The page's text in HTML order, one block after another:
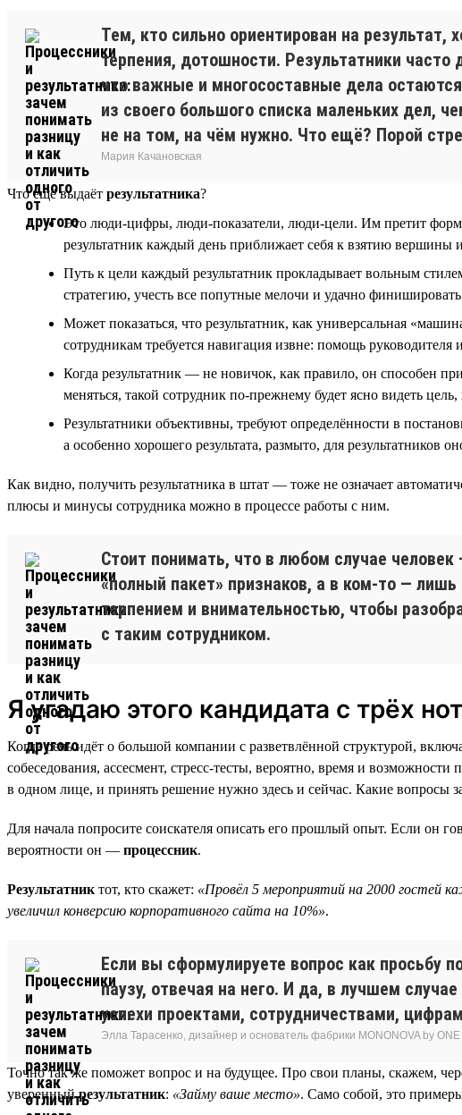
Тем, кто сильно ориентирован на
терпения, дотошности. Результатники
что важные и многосоставные дела
из своего большого списка маленьких дел,
не на том, на чём нужно. Что ещё? Порой
Мария Качановская
Что ещё выдаёт результатника?
Это люди-цифры, люди-показатели, люди-цели. Им претит
результатник каждый день приближает себя к взятию
Путь к цели каждый результатник прокладывает вольным
стратегию, учесть все попутные мелочи и удачно
Может показаться, что результатник, как универсальная
сотрудникам требуется навигация извне: помощь
Когда результатник — не новичок, как правило, он способен
меняться, такой сотрудник по-прежнему будет ясно видеть
Результатники объективны, требуют определённости в
а особенно хорошего результата, размыто, для результатников
Как видно, получить результатника в штат — тоже не означает
плюсы и минусы сотрудника можно в процессе работы с ним.
Стоит понимать, что в любом случае
«полный пакет» признаков, а в ком-то —
терпением и внимательностью, чтобы
с таким сотрудником.
Я угадаю этого кандидата с трёх нот
Когда речь идёт о большой компании с разветвлённой структурой,
собеседования, ассесмент, стресс-тесты, вероятно, время и
в одном лице, и принять решение нужно здесь и сейчас. Какие вопросы
Для начала попросите соискателя описать его прошлый опыт. Если он
вероятности он — процессник.
Результатник тот, кто скажет: «Провёл 5 мероприятий на 2000 гостей
увеличил конверсию корпоративного сайта на 10%».
Если вы сформулируете вопрос как просьбу
паузу, отвечая на него. И да, в лучшем
успехи проектами, сотрудничествами,
Элла Тарасенко, дизайнер и основатель фабрики MONONOVA by
Точно так же поможет вопрос и на будущее. Про свои планы, скажем,
уверенныйрезультатник: «Займу ваше место». Само собой, это